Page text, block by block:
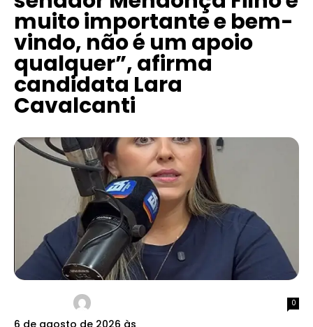
muito importante e bem-
vindo, não é um apoio
qualquer”, afirma
candidata Lara
Cavalcanti
0